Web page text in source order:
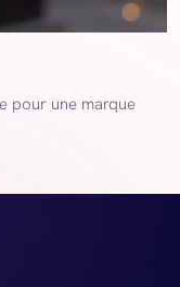
pour une marque